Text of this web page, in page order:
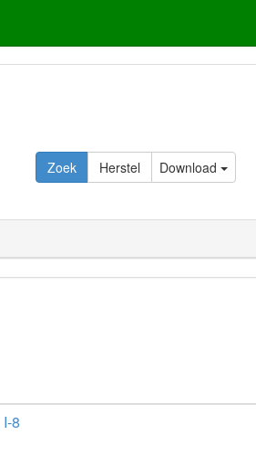
Download
I-8